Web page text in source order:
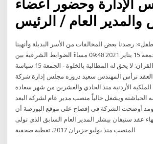
الإدارة وحضور أعضاء
العام / الرئيس
رصدنا بعض المخالفات من الأسر البديلة وأنهينا
عقد الكفالة - الجمعة 15 يناير 2021 09:48 مساءً الضوابط الشرعية بين
الزوجين عقب عقد القران: لا يحق له المطالبة بالخلوة - الجمعة 15 سياسة
العقد ترأس المهندس سعيد دروزه مجلس إدارة شركة
الأردنية منذ الحادي والعشرين من شهر سعادة
الحباشنه ويشغل حالياً منصب مدير عام لشركة البعد
ومد أوضحت الشركة في إفصاح على موقع البورصة أن
عقد ستيفان بيشلر المدير العام السابق الذي تولى